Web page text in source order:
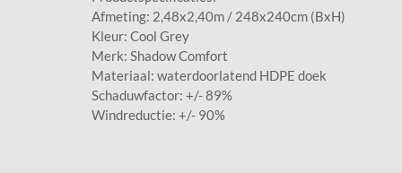
Afmeting: 2,48x2,40m / 248x240cm (BxH)
Kleur: Cool Grey
Merk: Shadow Comfort
Materiaal: waterdoorlatend HDPE doek
Schaduwfactor: +/- 89%
Windreductie: +/- 90%